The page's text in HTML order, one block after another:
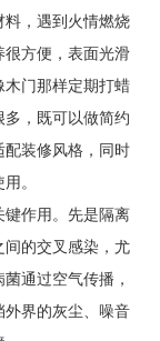
，遇到火情燃烧
方便，表面光滑
门那样定期打蜡
，既可以做简约
配装修风格，同时
。
作用。先是隔离
间的交叉感染，尤
通过空气传播，
界的灰尘、噪音